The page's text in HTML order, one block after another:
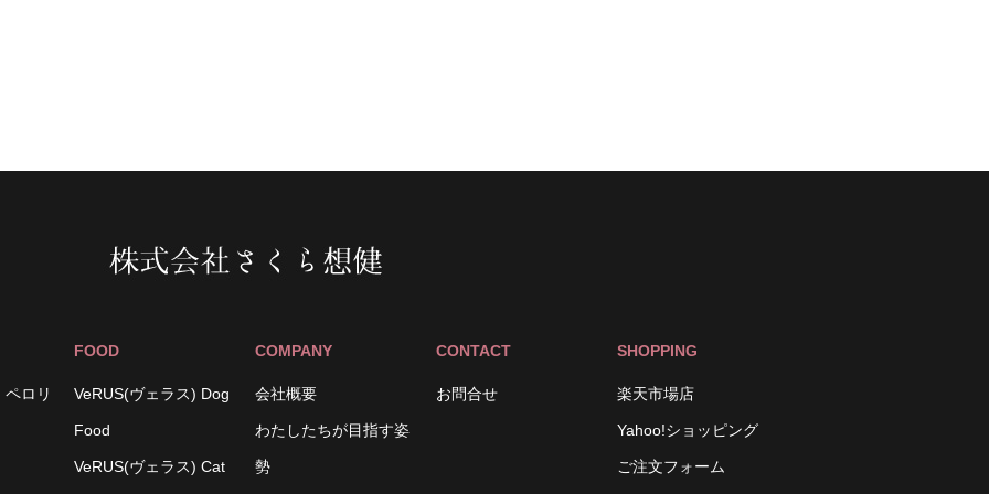
ロリ
FOOD
VeRUS(ヴェラス) Dog
Food
VeRUS(ヴェラス) Cat
COMPANY
会社概要
わたしたちが目指す姿
勢
CONTACT
お問合せ
SHOPPING
楽天市場店
Yahoo!ショッピング
ご注文フォーム